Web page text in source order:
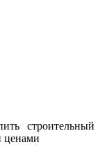
строительный
ценами